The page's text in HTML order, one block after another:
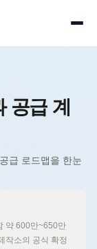
공급 계
급 로드맵을 한눈
약 600만~650만
작소의 공식 확정